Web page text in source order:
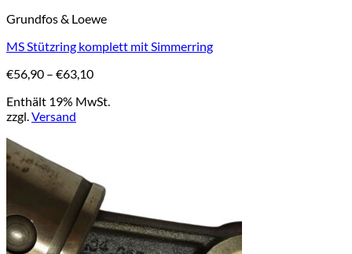
Produkt
mehrere
auf.
Die
Optionen
können
auf
der
Produktseite
gewählt
Grundfos & Loewe
MS Stützring komplett mit Simmerring
€56,90 – €63,10Preisspanne:
bis
Enthält 19% MwSt.
zzgl.Versand